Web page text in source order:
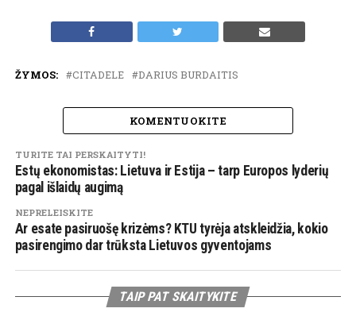
ŽYMOS: CITADELE DARIUS BURDAITIS
KOMENTUOKITE
TURITE TAI PERSKAITYTI!
Estų ekonomistas: Lietuva ir Estija – tarp Europos lyderių
pagal išlaidų augimą
NEPRELEISKITE
Ar esate pasiruošę krizėms? KTU tyrėja atskleidžia, kokio
pasirengimo dar trūksta Lietuvos gyventojams
TAIP PAT SKAITYKITE